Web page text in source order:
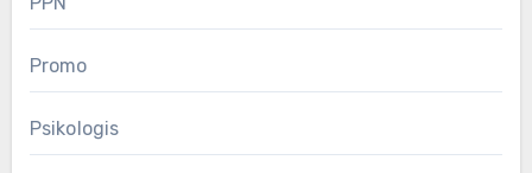
Promo
Psikologis